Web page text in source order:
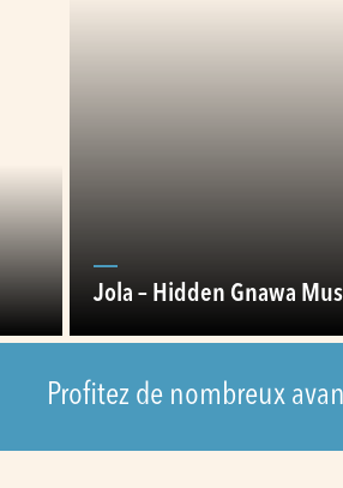
Jola – Hidden Gnawa
Profitez de nombreux